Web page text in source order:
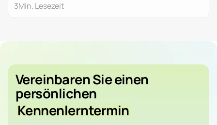
3Min. Lesezeit
Vereinbaren Sie einen
persönlichen
Kennenlerntermin